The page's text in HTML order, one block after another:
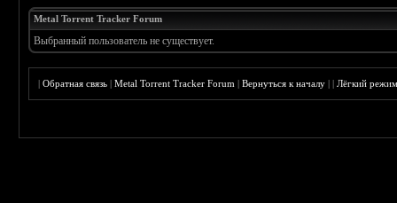
Metal Torrent Tracker Forum
Выбранный пользователь не существует.
|Обратная связь |Metal Torrent Tracker Forum |Вернуться к началу ||Лёгкий